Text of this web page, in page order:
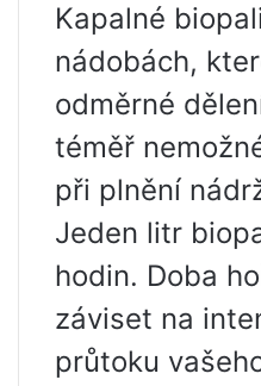
Kapalné
nádobách,
odměrné
téměř
při plnění
Jeden litr
hodin. Doba
záviset na
průtoku